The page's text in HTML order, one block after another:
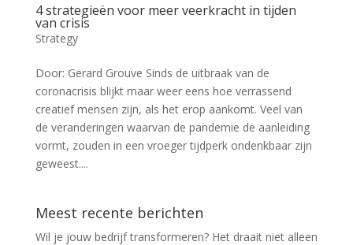
4 strategieën voor meer veerkracht in tijden
van crisis
Strategy
Door: Gerard Grouve Sinds de uitbraak van de
coronacrisis blijkt maar weer eens hoe verrassend
creatief mensen zijn, als het erop aankomt. Veel van
de veranderingen waarvan de pandemie de aanleiding
vormt, zouden in een vroeger tijdperk ondenkbaar zijn
geweest....
Meest recente berichten
Wil je jouw bedrijf transformeren? Het draait niet alleen